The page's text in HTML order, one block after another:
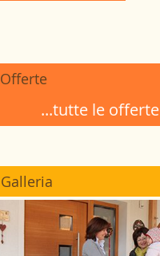
Offerte
...tutte le offerte
Galleria